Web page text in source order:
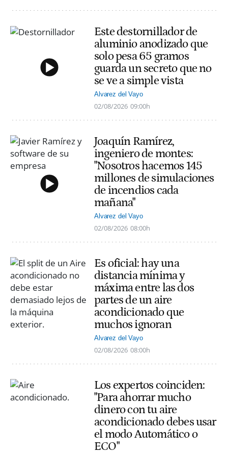
Este destornillador de
aluminio anodizado que
solo pesa 65 gramos
guarda un secreto que no
se ve a simple vista
Alvarez del Vayo
02/08/2026 09:00h
Joaquín Ramírez,
ingeniero de montes:
"Nosotros hacemos 145
millones de simulaciones
de incendios cada
mañana"
Alvarez del Vayo
02/08/2026 08:00h
Es oficial: hay una
distancia mínima y
máxima entre las dos
partes de un aire
acondicionado que
muchos ignoran
Alvarez del Vayo
02/08/2026 08:00h
Los expertos coinciden:
"Para ahorrar mucho
dinero con tu aire
acondicionado debes usar
el modo Automático o
ECO"